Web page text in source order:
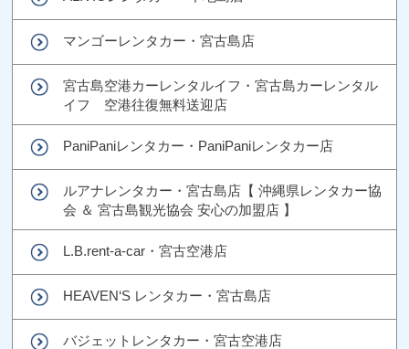
マンゴーレンタカー・宮古島店
宮古島空港カーレンタルイフ・宮古島カーレンタル
イフ 空港往復無料送迎店
PaniPaniレンタカー・PaniPaniレンタカー店
ルアナレンタカー・宮古島店【 沖縄県レンタカー協
会 ＆ 宮古島観光協会 安心の加盟店 】
L.B.rent-a-car・宮古空港店
HEAVEN‘S レンタカー・宮古島店
バジェットレンタカー・宮古空港店